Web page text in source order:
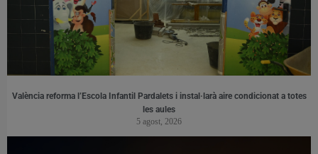
València reforma l’Escola Infantil Pardalets i instal·larà aire condicionat a totes
les aules
5 agost, 2026